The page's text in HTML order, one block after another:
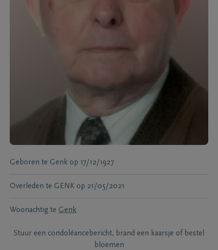
Geboren te Genk op 17/12/1927
Overleden te GENK op 21/05/2021
Woonachtig te Genk
Stuur een condoléancebericht, brand een kaarsje of bestel
bloemen